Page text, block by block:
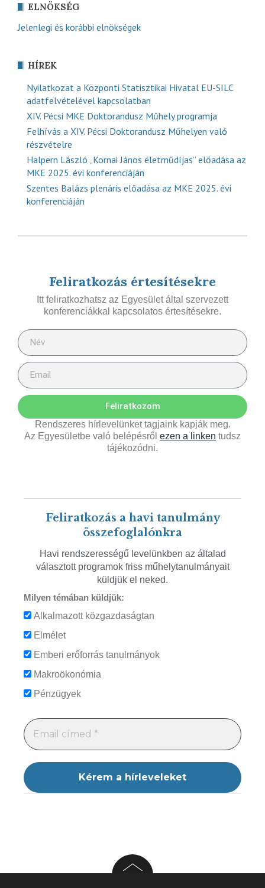
ELNÖKSÉG
Jelenlegi és korábbi elnökségek
HÍREK
Nyilatkozat a Központi Statisztikai Hivatal EU-SILC
adatfelvételével kapcsolatban
XIV. Pécsi MKE Doktorandusz Műhely programja
Felhívás a XIV. Pécsi Doktorandusz Műhelyen való
részvételre
Halpern László „Kornai János életműdíjas” előadása az
MKE 2025. évi konferenciáján
Szentes Balázs plenáris előadása az MKE 2025. évi
konferenciáján
Feliratkozás értesítésekre
Itt feliratkozhatsz az Egyesület által szervezett
konferenciákkal kapcsolatos értesítésekre.
Feliratkozom
Rendszeres hírlevelünket tagjaink kapják meg.
Az Egyesületbe való belépésről ezen a linken tudsz
tájékozódni.
Feliratkozás a havi tanulmány
összefoglalónkra
Havi rendszerességű levelünkben az általad
választott programok friss műhelytanulmányait
küldjük el neked.
Milyen témában küldjük:
Alkalmazott közgazdaságtan
Elmélet
Emberi erőforrás tanulmányok
Makroökonómia
Pénzügyek